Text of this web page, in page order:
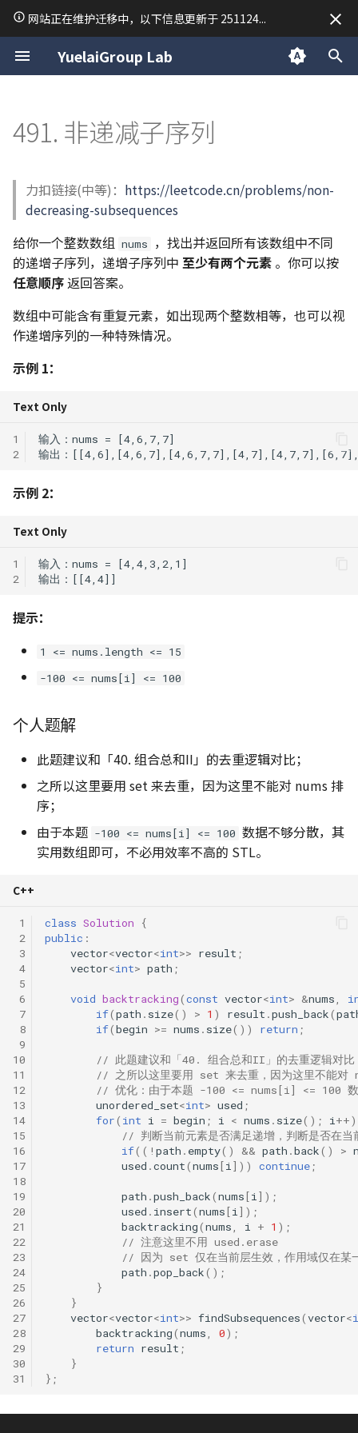
网站正在维护迁移中，以下信息更新于 251124...
YuelaiGroup Lab
正
始
索
引
擎
关于悦来
Linux 简单配置一台 Ubuntu 开
CentOS7 Slurm 集群搭建
Vim 学习笔记
Tmux 使用指南
Linux 小手册
Web
后端开发
Python Python 笔记 | print 函数
Python 笔记 | 常用数据类
Python 笔记 | 条件语句
Python 笔记 | 列表 list
辨析
NumPy 方法速查表
C 语言期末考试常用函数
stdout 按行缓冲
Cpp
基本问题
C++ 笔记 | 第4课 操作符
Writing Markdown
MkDocs 常用语法
Mathematics
泰勒级数
微分方程手册
Materials Science
VASP 简明教程
第一个和最后一个位置
69. x 的平方根
367. 有效的完全平方数
704. 二分查找
18. 四数之和
26. 删除有序数组中的重复项
283. 移动零
844. 比较含退格的字符串
977. 有序数组的平方
59. 螺旋矩阵 II
项的下标
459. 重复的子字符串
点
160. 相交链表
347. 前 K 个高频元素
209. 长度最小的子数组
904. 水果成篮
后序遍历
101. 对称二叉树
102. 二叉树的层序遍历
106. 从中序与后序遍历序列
110. 平衡二叉树
236. 二叉树的最近公共祖先
257. 二叉树的所有路径
450. 删除二叉搜索树中的节
点
加树
53. 最大子数组和
122. 买卖股票的最佳时机 II
134. 加油站
135. 分发糖果
376. 摆动序列
406. 根据身高重建队列
球
763. 划分字母区间
组和
70. 爬楼梯
72. 编辑距离
96. 不同的二叉搜索树
115. 不同的子序列
121-123/188. 买卖股票的最
佳时机 I-IV
139. 单词拆分
213. 打家劫舍 II
300. 最长递增子序列
冷冻期
322. 零钱兑换
337. 打家劫舍 III
343. 整数拆分
377. 组合总和 Ⅳ
474. 一和零
516. 最长回文子序列
518. 零钱兑换 II
583. 两个字符串的删除操作
647. 回文子串
718. 最长重复子数组
746. 使用最小花费爬楼梯
1035/1143. 不相交的线/最长
公共子序列
84. 柱状图中最大的矩形
496/503. 下一个更大元素 I/II
739. 每日温度
RedisMQ
Rapid Authorization
Day 2
Day 3
2024
分类 技术
日常
491. 非递减子序列
力扣链接(中等)： https://leetcode.cn/problems/non-
decreasing-subsequences
给你一个整数数组 nums
，找出并返回所有该数组中不同
的递增子序列，递增子序列中 至少有两个元素 。你可以按
任意顺序返回答案。
数组中可能含有重复元素，如出现两个整数相等，也可以视
作递增序列的一种特殊情况。
示例 1：
Text Only
1
2
示例 2：
Text Only
1
2
提示：
1 <= nums.length <= 15
-100 <= nums[i] <= 100
个人题解
此题建议和「40. 组合总和II」的去重逻辑对比；
之所以这里要用 set 来去重，因为这里不能对 nums 排
序；
由于本题 -100 <= nums[i] <= 100 数据不够分散，其
实用数组即可，不必用效率不高的 STL。
C++
1
2
3
4
5
6
7
8
9
10
11
12
13
14
15
16
17
18
19
20
21
22
23
24
25
26
27
28
29
30
31
class Solution
{
public :
vector<vector<int>> result ;
vector<int> path ;
void backtracking(const vector<int> &nums
if(path . size() > 1 ) result .push_back(
if(begin >= nums . size()) return ;
// 此题建议和「40. 组合总和II」的去重逻辑对比
// 之所以这里要用 set 来去重，因为这里不能对
// 优化：由于本题 -100 <= nums[i] <= 100 数
unordered_set<int> used ;
for( int i = begin ; i < nums . size(); i ++)
// 判断当前元素是否满足递增，判断是否在当
if(( ! path . empty() && path .back() >
used .count(nums[i ])) continue ;
path .push_back(nums[i ]);
used . insert(nums[i ]);
backtracking(nums i + 1 );
// 注意这里不用 used.erase
// 因为 set 仅在当前层生效，作用域仅在
path .pop_back();
}
}
vector<vector<int>> findSubsequences(vector<
backtracking(nums 0);
return result ;
}
};